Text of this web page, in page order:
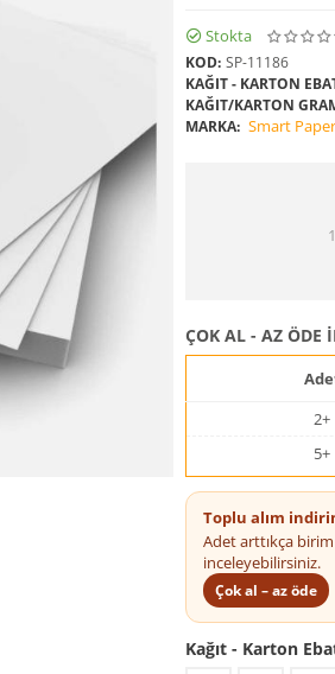
Stokta
KOD: SP-11186
KAĞIT - KARTON
KAĞIT/KARTON
MARKA: Smart
ÇOK AL - AZ ÖDE
2+
5+
Toplu alım
Adet arttıkça
inceleyebilirsiniz.
Çok al – az öde
Kağıt - Karton